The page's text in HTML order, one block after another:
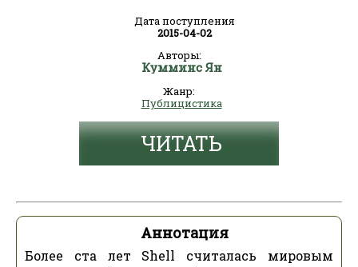
Дата поступления
2015-04-02
Авторы:
Кумминс Ян
Жанр:
Публицистика
ЧИТАТЬ
Аннотация
Более ста лет Shell считалась мировым